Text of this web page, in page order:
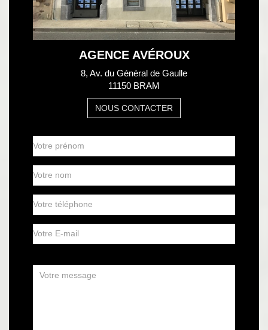
AGENCE AVÉROUX
8, Av. du Général de Gaulle
11150 BRAM
NOUS CONTACTER